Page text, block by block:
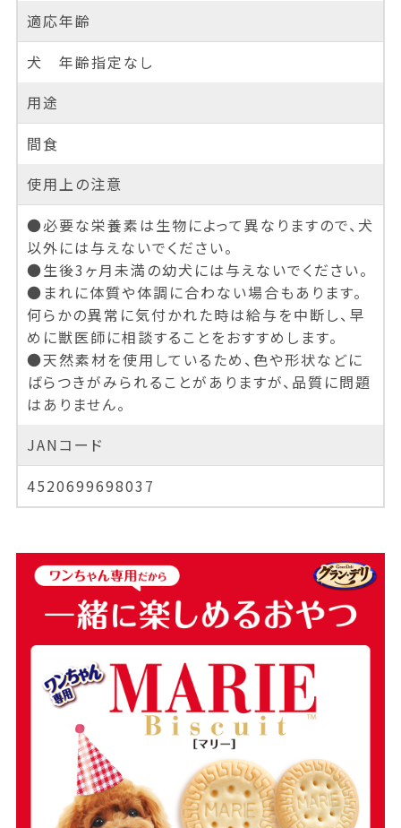
適応年齢
犬 年齢指定なし
用途
間食
使用上の注意
●必要な栄養素は生物によって異なりますので、犬
以外には与えないでください。
●生後3ヶ月未満の幼犬には与えないでください。
●まれに体質や体調に合わない場合もあります。
何らかの異常に気付かれた時は給与を中断し、早
めに獣医師に相談することをおすすめします。
●天然素材を使用しているため、色や形状などに
ばらつきがみられることがありますが、品質に問題
はありません。
JANコード
4520699698037